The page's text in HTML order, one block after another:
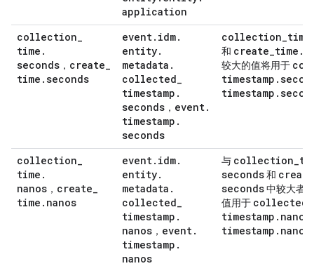
application
collection_
time .
seconds ， create_
time .seconds
event. idm.
entity.
metadata .
collected_
timestamp .
seconds ， event.
timestamp .
seconds
collection_time
和 create_time .
较大的值将用于
timestamp .
timestamp .
collection_
time .
nanos ， create_
time . nanos
event. idm.
entity.
metadata .
collected_
timestamp .
nanos ， event.
timestamp .
nanos
与 collection_
seconds和 create
seconds中较大者
值用于 collected
timestamp . nanos
timestamp . nanos